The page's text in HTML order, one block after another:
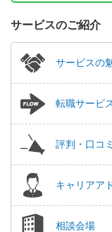
サービスのご紹介
サービスの
転職サービ
評判・口コミ
キャリアア
相談会場